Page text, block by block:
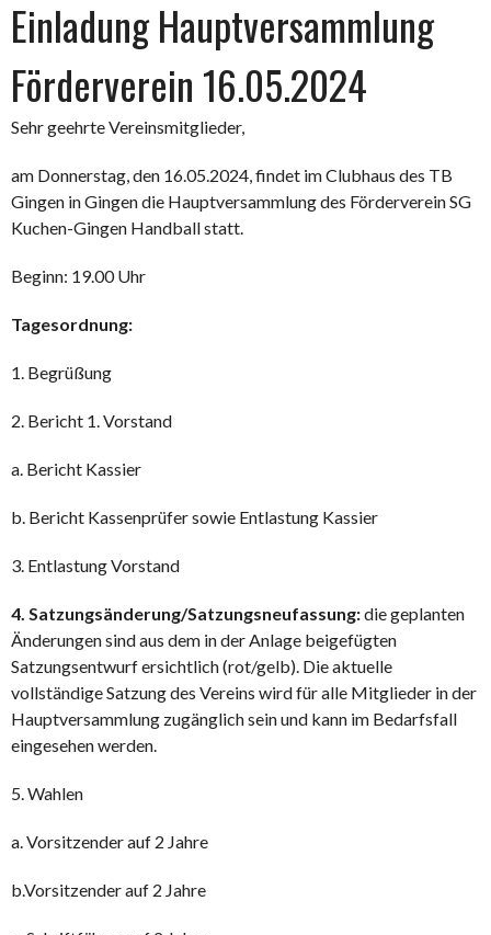
Einladung Hauptversammlung
Förderverein 16.05.2024
Sehr geehrte Vereinsmitglieder,
am Donnerstag, den 16.05.2024, findet im Clubhaus des TB
Gingen in Gingen die Hauptversammlung des Förderverein SG
Kuchen-Gingen Handball statt.
Beginn: 19.00 Uhr
Tagesordnung:
1. Begrüßung
2. Bericht 1. Vorstand
a. Bericht Kassier
b. Bericht Kassenprüfer sowie Entlastung Kassier
3. Entlastung Vorstand
4. Satzungsänderung/Satzungsneufassung:die geplanten
Änderungen sind aus dem in der Anlage beigefügten
Satzungsentwurf ersichtlich (rot/gelb). Die aktuelle
vollständige Satzung des Vereins wird für alle Mitglieder in der
Hauptversammlung zugänglich sein und kann im Bedarfsfall
eingesehen werden.
5. Wahlen
a. Vorsitzender auf 2 Jahre
b.Vorsitzender auf 2 Jahre